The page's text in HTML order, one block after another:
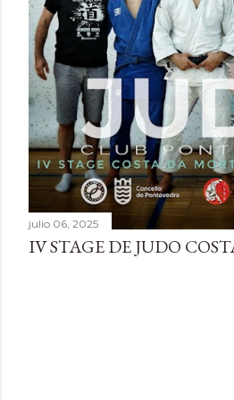
d
a
s
julio 06, 2025
IV STAGE DE JUDO